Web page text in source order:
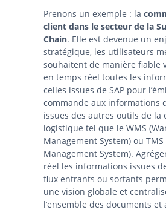
Prenons un exemple : la
client dans le secteur de la
Chain. Elle est devenue un
stratégique, les utilisateurs
souhaitent de manière fiable
en temps réel toutes les
celles issues de SAP pour
commande aux informations
issues des autres outils de la
logistique tel que le WMS
Management System) ou
Management System).
réel les informations issues
flux entrants ou sortants
une vision globale et
l’ensemble des documents et